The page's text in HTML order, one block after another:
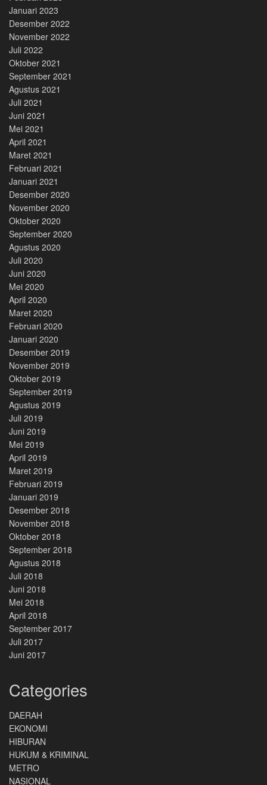
Januari 2023
Desember 2022
November 2022
Juli 2022
Oktober 2021
September 2021
Agustus 2021
Juli 2021
Juni 2021
Mei 2021
April 2021
Maret 2021
Februari 2021
Januari 2021
Desember 2020
November 2020
Oktober 2020
September 2020
Agustus 2020
Juli 2020
Juni 2020
Mei 2020
April 2020
Maret 2020
Februari 2020
Januari 2020
Desember 2019
November 2019
Oktober 2019
September 2019
Agustus 2019
Juli 2019
Juni 2019
Mei 2019
April 2019
Maret 2019
Februari 2019
Januari 2019
Desember 2018
November 2018
Oktober 2018
September 2018
Agustus 2018
Juli 2018
Juni 2018
Mei 2018
April 2018
September 2017
Juli 2017
Juni 2017
Categories
DAERAH
EKONOMI
HIBURAN
HUKUM & KRIMINAL
METRO
NASIONAL